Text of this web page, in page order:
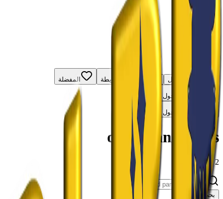
الدول الأنواع الخريطة المفضلة
تسجيل الدخول
تسجيل الدخول
disneyland paris
2 محطة
بحث